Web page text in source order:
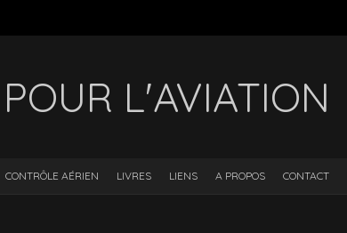
L'AVIATION
CONTRÔLE AÉRIEN LIVRES LIENS A PROPOS CONTACT